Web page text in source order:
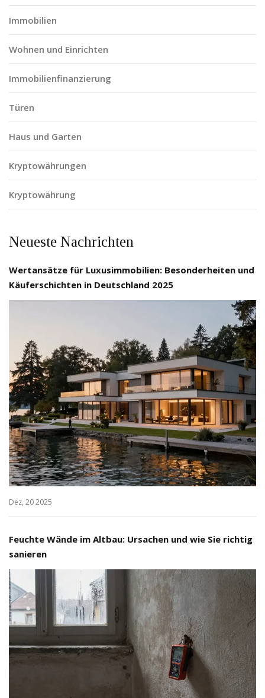
Immobilien
Wohnen und Einrichten
Immobilienfinanzierung
Türen
Haus und Garten
Kryptowährungen
Kryptowährung
Neueste Nachrichten
Wertansätze für Luxusimmobilien: Besonderheiten und
Käuferschichten in Deutschland 2025
Dez, 20 2025
Feuchte Wände im Altbau: Ursachen und wie Sie richtig
sanieren